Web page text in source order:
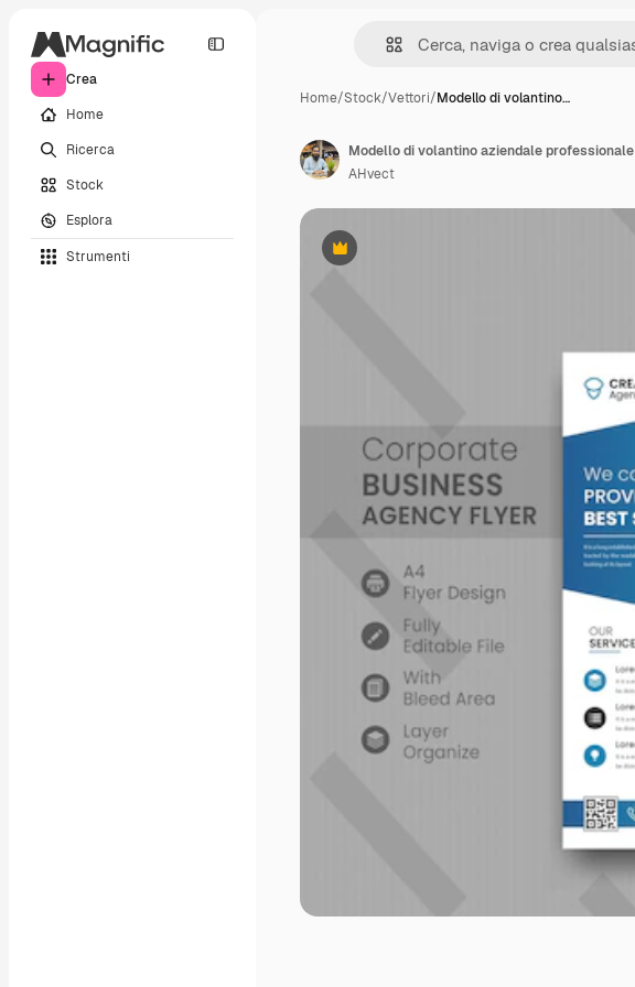
Crea
Home
Ricerca
Stock
Esplora
Strumenti
Home/Stock/Vettori/Modello di volantino…
Premium
Modello di volantino aziendale professionale
AHvect